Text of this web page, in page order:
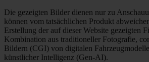
Die gezeigten Bilder dienen nur zu
können vom tatsächlichen Produkt
Erstellung der auf dieser Website gezeigten
Kombination aus traditioneller Fotografie,
Bildern (CGI) von digitalen
künstlicher Intelligenz (Gen-AI).